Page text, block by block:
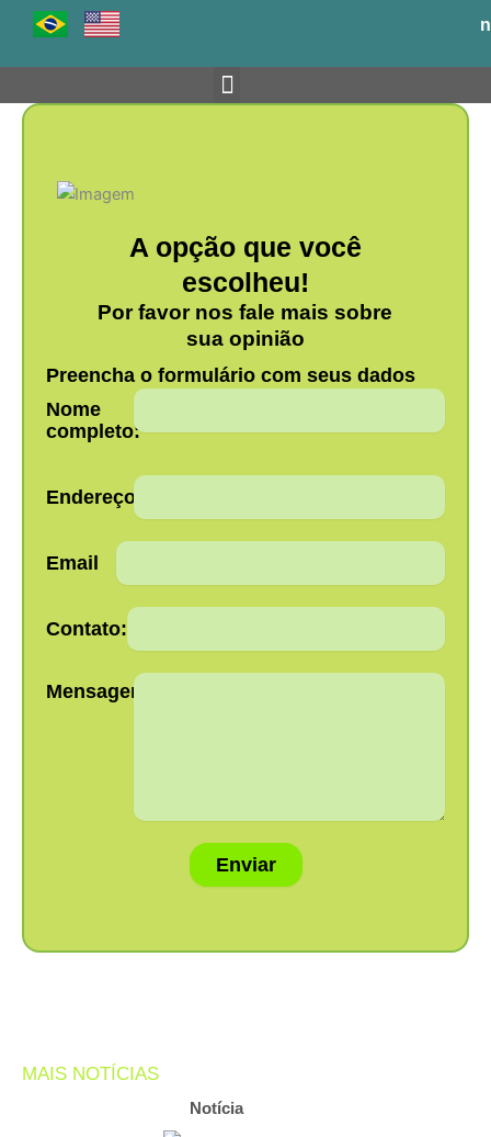
o
A opção que você
escolheu!
Por favor nos fale mais sobre
sua opinião
Preencha o formulário com seus dados
Nome
completo:
Endereço:
Email
Contato:
Mensagem:
Enviar
MAIS NOTÍCIAS
Notícia